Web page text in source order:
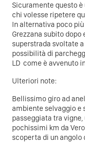
Sicuramente questo
chi volesse ripetere
In alternativa poco
Grezzana subito
superstrada svoltate
possibilità di
LD come è avvenuto
Ulteriori note:
Bellissimo giro ad
ambiente selvaggio e
passeggiata tra
pochissimi km da
scoperta di un angolo